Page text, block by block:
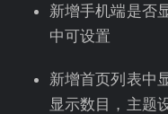
新增手机端是否
中可设置
新增首页列表中
显示数目，主题